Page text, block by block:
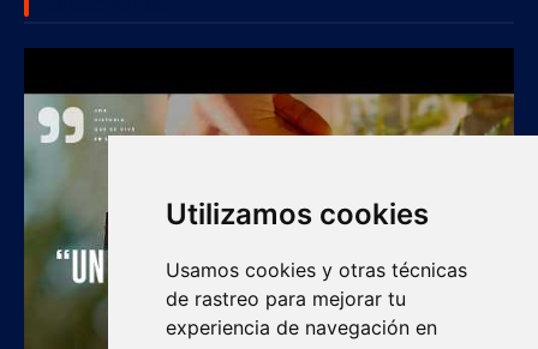
Utilizamos cookies
Usamos cookies y otras técnicas
de rastreo para mejorar tu
experiencia de navegación en